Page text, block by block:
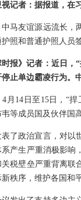
记者：据报道，在
中马友谊源远流长，
照和普通护照人员
时报》记者：近日
止单边霸凌行为。
4月14日至15日，“
等成员国及伙伴国
表了政治宣言，对以
系产生严重消极影响
税壁垒严重背离联
秩序，维护各国和